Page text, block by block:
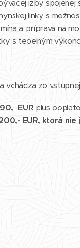
izby spojenej
linky s
a príprava na
s tepelným
vchádza zo
EUR plus
EUR, ktorá nie